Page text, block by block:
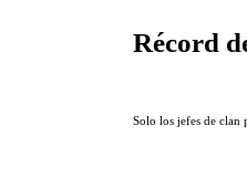
Récord
Solo los jefes de clan